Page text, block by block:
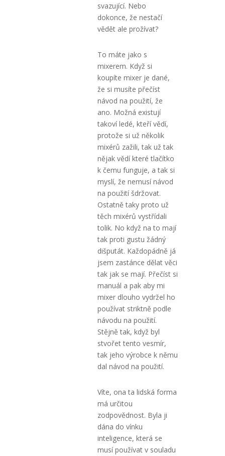
svazující. Nebo
dokonce, že nestačí
vědět ale prožívat?
To máte jako s
mixerem. Když si
koupíte mixer je dané,
že si musíte přečíst
návod na použití, že
ano. Možná existují
takoví ledé, kteří vědí,
protože si už několik
mixérů zažili, tak už tak
nějak vědí které tlačítko
k čemu funguje, a tak si
myslí, že nemusí návod
na použití šdržovat.
Ostatně taky proto už
těch mixérů vystřídali
tolik. No když na to mají
tak proti gustu žádný
dišputát. Každopádně já
jsem zastánce dělat věci
tak jak se mají. Přečíst si
manuál a pak aby mi
mixer dlouho vydržel ho
používat striktně podle
návodu na použití.
Stějně tak, když byl
stvořet tento vesmír,
tak jeho výrobce k němu
dal návod na použití.
Víte, ona ta lidská forma
má určitou
zodpovědnost. Byla ji
dána do vínku
inteligence, která se
musí používat v souladu